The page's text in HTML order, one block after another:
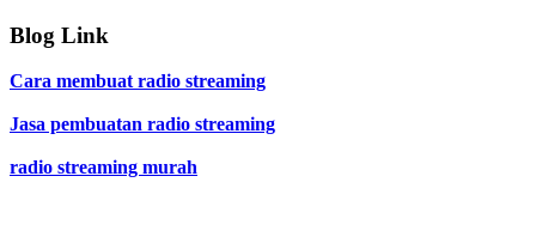
Blog Link
Cara membuat radio streaming
Jasa pembuatan radio streaming
radio streaming murah